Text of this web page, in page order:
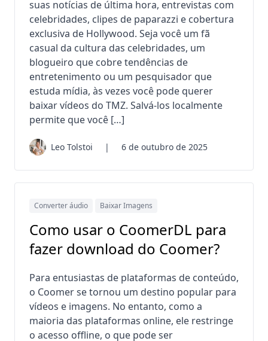
suas notícias de última hora, entrevistas com
celebridades, clipes de paparazzi e cobertura
exclusiva de Hollywood. Seja você um fã
casual da cultura das celebridades, um
blogueiro que cobre tendências de
entretenimento ou um pesquisador que
estuda mídia, às vezes você pode querer
baixar vídeos do TMZ. Salvá-los localmente
permite que você […]
Leo Tolstoi | 6 de outubro de 2025
Converter áudio Baixar Imagens
Como usar o CoomerDL para
fazer download do Coomer?
Para entusiastas de plataformas de conteúdo,
o Coomer se tornou um destino popular para
vídeos e imagens. No entanto, como a
maioria das plataformas online, ele restringe
o acesso offline, o que pode ser